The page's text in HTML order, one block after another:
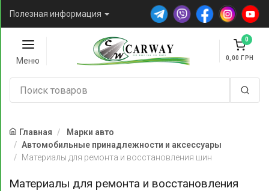
Полезная информация
Меню
0
0,00
Главная
Марки авто
Автомобильные принадлежности и аксессуары
Материалы для ремонта и восстановления шин
Материалы для ремонта и восстановления